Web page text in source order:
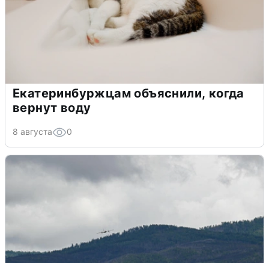
Екатеринбуржцам объяснили, когда
вернут воду
8 августа 0